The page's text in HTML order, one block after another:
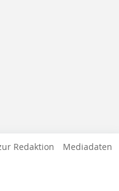
Redaktion Mediadaten